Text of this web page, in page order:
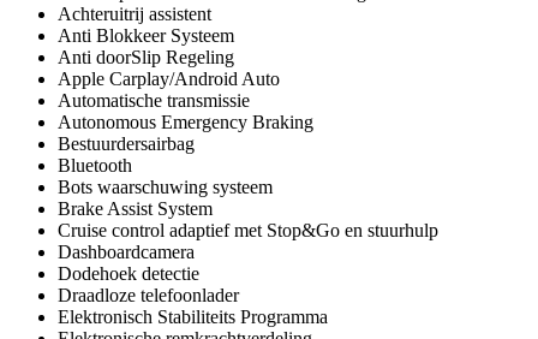
Achteruitrij assistent
Anti Blokkeer Systeem
Anti doorSlip Regeling
Apple Carplay/Android Auto
Automatische transmissie
Autonomous Emergency Braking
Bestuurdersairbag
Bluetooth
Bots waarschuwing systeem
Brake Assist System
Cruise control adaptief met Stop&Go en stuurhulp
Dashboardcamera
Dodehoek detectie
Draadloze telefoonlader
Elektronisch Stabiliteits Programma